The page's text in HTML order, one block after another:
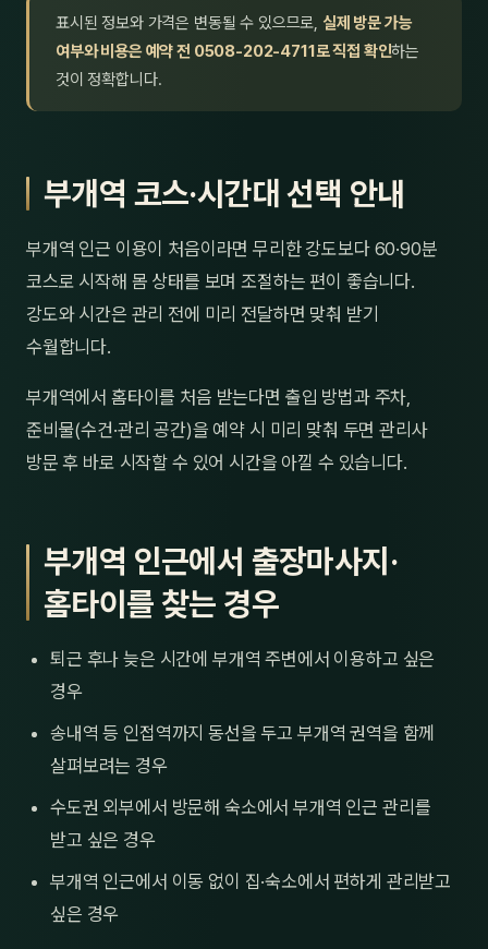
표시된 정보와 가격은 변동될 수 있으므로, 실제 방문 가능
여부와 비용은 예약 전 0508-202-4711로 직접 확인하는
것이 정확합니다.
부개역 코스·시간대 선택 안내
부개역 인근 이용이 처음이라면 무리한 강도보다 60·90분
코스로 시작해 몸 상태를 보며 조절하는 편이 좋습니다.
강도와 시간은 관리 전에 미리 전달하면 맞춰 받기
수월합니다.
부개역에서 홈타이를 처음 받는다면 출입 방법과 주차,
준비물(수건·관리 공간)을 예약 시 미리 맞춰 두면 관리사
방문 후 바로 시작할 수 있어 시간을 아낄 수 있습니다.
부개역 인근에서 출장마사지·
홈타이를 찾는 경우
퇴근 후나 늦은 시간에 부개역 주변에서 이용하고 싶은
경우
송내역 등 인접역까지 동선을 두고 부개역 권역을 함께
살펴보려는 경우
수도권 외부에서 방문해 숙소에서 부개역 인근 관리를
받고 싶은 경우
부개역 인근에서 이동 없이 집·숙소에서 편하게 관리받고
싶은 경우